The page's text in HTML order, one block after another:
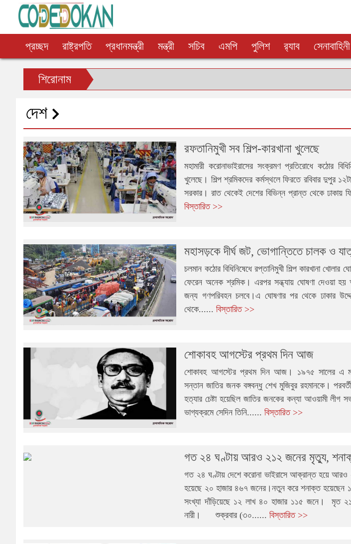
প্রচ্ছদ রাষ্ট্রপতি প্রধানমন্ত্রী মন্ত্রী সচিব এমপি পুলিশ র‍্যাব সেনাবাহিনী
শিরোনাম
দেশ
রফতানিমুখী সব শিল্প-কারখানা খুলেছে
মহামারী করোনাভাইরাসের সংক্রমণ প্রতিরোধে কঠোর
খুলেছে। শিল্প শ্রমিকদের কর্মস্থলে ফিরতে রবিবার দুপুর
সরকার। রাত থেকেই দেশের বিভিন্ন প্রান্ত থেকে ঢাকায়
বিস্তারিত >>
মহাসড়কে দীর্ঘ জট, ভোগান্তিতে চালক ও
চলমান কঠোর বিধিনিষেধে রপ্তানিমুখী শিল্প কারখানা খোলার
ফেরেন অনেক শ্রমিক। এরপর সন্ধ্যায় ঘোষণা দেওয়া
জন্য গণপরিবহন চলবে।এ ঘোষণার পর থেকে ঢাকার
থেকে......বিস্তারিত >>
শোকাবহ আগস্টের প্রথম দিন আজ
শোকাবহ আগস্টের প্রথম দিন আজ। ১৯৭৫ সালের এ
সন্তান জাতির জনক বঙ্গবন্ধু শেখ মুজিবুর রহমানকে।
হত্যার চেষ্টা হয়েছিল জাতির জনকের কন্যা আওয়ামী লীগ
ভাগ্যক্রমে সেদিন তিনি......বিস্তারিত >>
গত ২৪ ঘণ্টায় আরও ২১২ জনের মৃত্যু,
গত ২৪ ঘণ্টায় দেশে করোনা ভাইরাসে আক্রান্ত হয়ে
হয়েছে ২০ হাজার ৪৬৭ জনের।নতুন করে শনাক্ত হয়েছেন
সংখ্যা দাঁড়িয়েছে ১২ লাখ ৪০ হাজার ১১৫ জনে।
নারী। শুক্রবার (৩০......বিস্তারিত >>